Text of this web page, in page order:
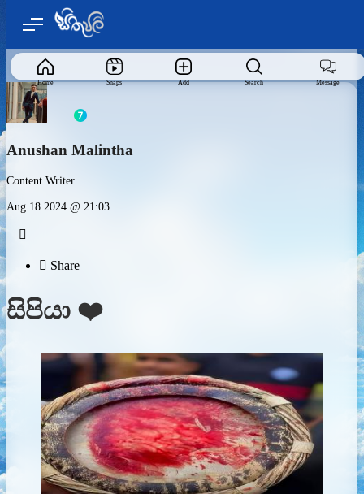
Home Snaps Add Search Message
Anushan Malintha
Content Writer
Aug 18 2024 @ 21:03

 Share
සිපියා ❤️